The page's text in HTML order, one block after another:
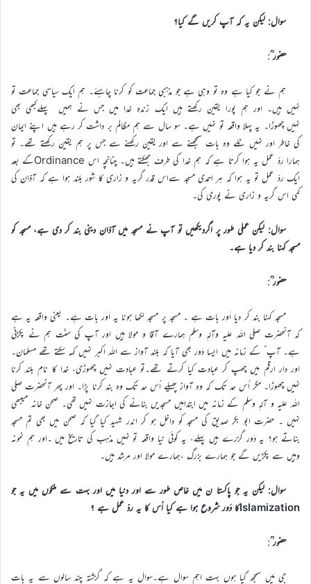
سوال: لیکن یہ کہ آپ کریں گے کیا؟
حضور ؒ:
ہم نے جو کیا ہے وہ تو وہی ہے جو مذہبی جماعت کو کرنا چاہئے۔ ہم ایک سیاسی جماعت تو
نہیں ہیں۔ اور ہم پورا یقین رکھتے ہیں ایک زندہ خدا میں جس نے ہمیں پہلےکبھی بھی
نہیں چھوڑا۔ یہ پہلا واقعہ تو نہیں ہے۔ سو سال سے ہم مظالم بر داشت کر رہے ہیں اپنے ایمان
کی خاطر اور نہیں ٹلے وہ بات سمجھنے سے اور یقین رکھنے سے جس پر ہم یقین رکھتے تھے۔ تو
ہمارا ردّ عمل یہ ہوا کرتا ہے کہ ہم خدا کی طرف جھکتے ہیں۔ چنانچہ اس Ordinanceکے بعد
ایک ردّ عمل تو یہ ہوا کہ ہر احمدی مسجد سےاس قدر گریہ و زاری کا شور بلند ہوا ہے کہ آذان کی
کمی اس گریہ و زاری نے پوری کی۔
سوال: لیکن عملی طور پر اگردیکھیں تو آپ نے مسجد میں آذان دینی بند کر دی ہے، مسجد کو
مسجد کہنا بند کر دیا ہے۔
حضور ؒ:
مسجد کہنا بند کر دیا اَور بات ہے ۔ مسجد پر مسجد لکھا ہونا یہ اَور بات ہے۔ یعنی واقعہ یہ ہے
کہ آنحضرت صلی اللہ علیہ وآلہٖ وسلم ہمارے آقا و مولا ہیں اور آپ کی سنّت ہم نے پکڑنی
ہے۔ آپ ؐ کے زمانہ میں ایسا دَور بھی آیا کہ بلند آواز سے اللہ اکبر نہیں کہہ سکتے تھے مسلمان۔
اور دار ارقم میں چھپ کر عبادت کیا کرتے تھے۔تو عبادت نہیں چھوڑی، خدا کا نام بلند کرنا
نہیں چھوڑا۔ مگر اُس حد تک کہ وہ آواز پھیلے اُس حد تک وہ بند کرنا پڑا۔ اور پھر آنحضرت صلی
اللہ علیہ و آلہٖ وسلم کے زمانہ میں ابتدامیں مسجدیں بنانے کی اجازت نہیں تھی۔ صحن خانہ میںبھی
نہیں ۔ حضرت ابو بکر صدیق کی مسجد کو داخل ہو کر اندر شہید کیا گیا کہ صحن میں بھی تم مسجد
بناتے ہو؟ یہ دَور گزرے ہیں پہلے، یہ کوئی نیا واقعہ تو نہیں مذہب کی تاریخ میں ۔اور ہم نمونہ
وہیں سے پکڑیں گے جو ہمارے بزرگ ،ہمارے مولا اور مرشد ہیں۔
سوال: لیکن یہ جو پاکستا ن میں خاص طور سے اور دنیا میں اور بہت سے ملکوں میں یہ جو
Islamizationکا دَور شروع ہوا ہے کیا اُس کا یہ ردّ عمل ہے ؟
حضور ؒ:
جی مَیں سمجھ گیا ہوں بہت اہم سوال ہے۔سوال یہ ہے کہ گزشتہ چند سالوں سے یہ بات